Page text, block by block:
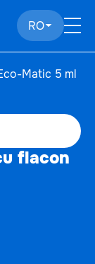
RO
Matic 5 ml
flacon